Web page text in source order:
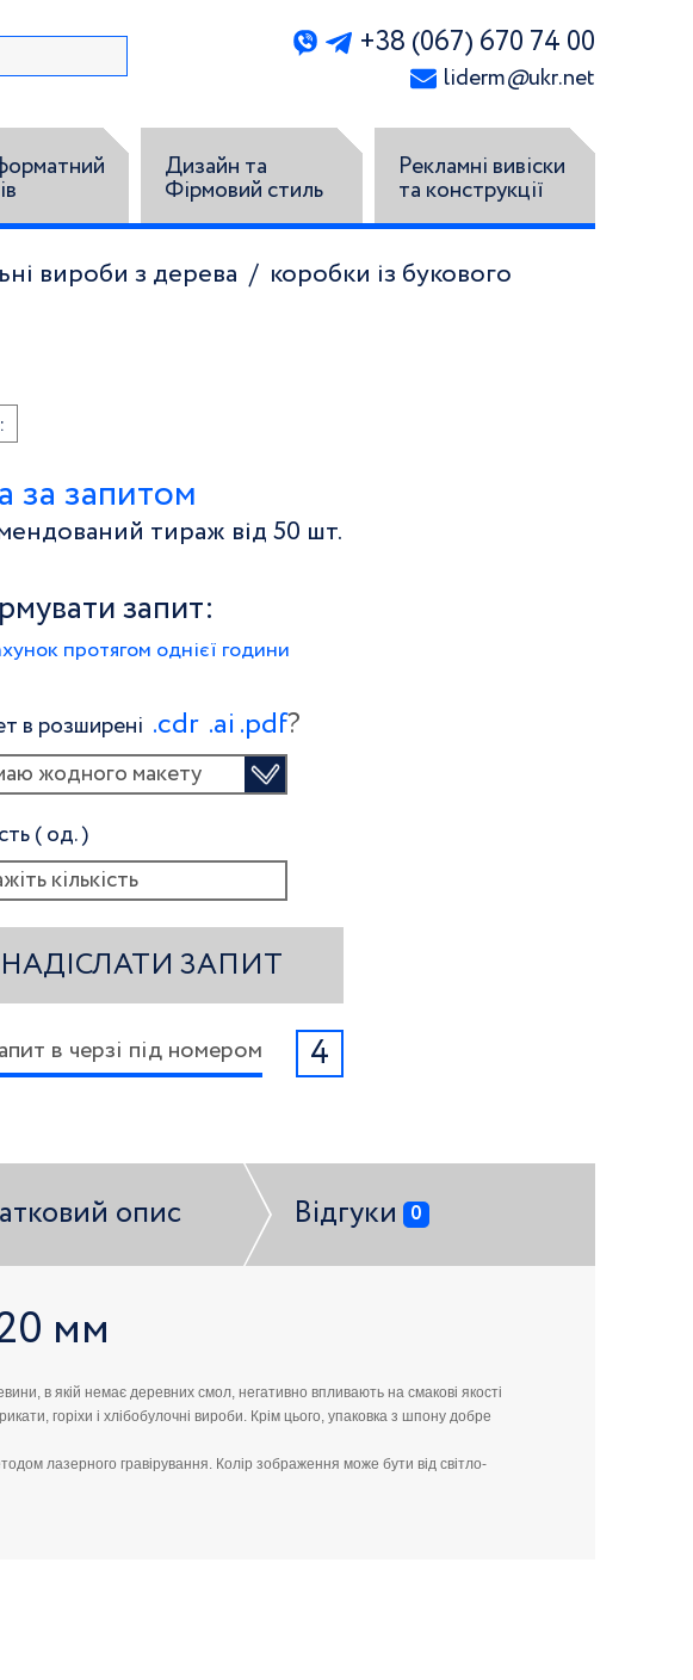
+38 (067) 670 74 00
liderm@ukr.net
Дизайн та
Фірмовий стиль
Рекламні вивіски
та конструкції
вироби з дерева
коробки із букового
за запитом
тираж від 50 шт.
запит:
протягом однієї години
в розширені .сdr .ai .pdf?
жодного макету
( од. )
НАДІСЛАТИ ЗАПИТ
в черзі під номером 4
опис Відгуки 0
мм
в якій немає деревних смол, негативно впливають на смакові якості
горіхи і хлібобулочні вироби. Крім цього, упаковка з шпону добре
лазерного гравірування. Колір зображення може бути від світло-